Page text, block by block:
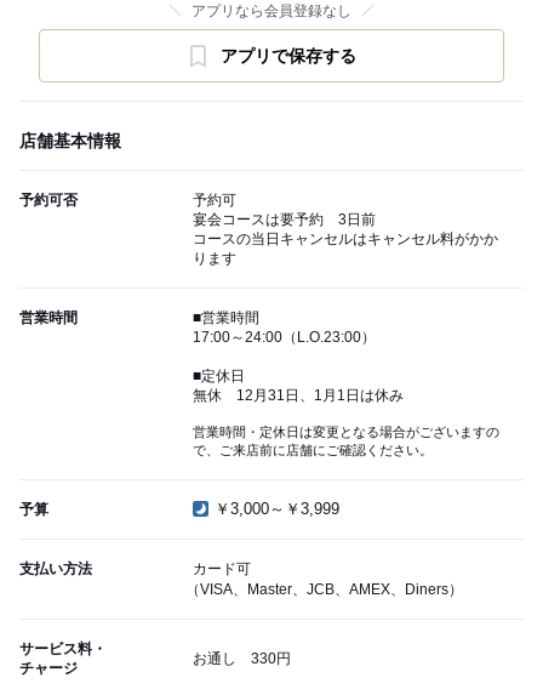
アプリなら会員登録なし
アプリで保存する
店舗基本情報
予約可否
予約可
宴会コースは要予約 3日前
コースの当日キャンセルはキャンセル料がかか
ります
営業時間
■営業時間
17:00～24:00（L.O.23:00）
■定休日
無休 12月31日、1月1日は休み
営業時間・定休日は変更となる場合がございますの
で、ご来店前に店舗にご確認ください。
予算 ￥3,000～￥3,999
支払い方法
カード可
（VISA、Master、JCB、AMEX、Diners）
サービス料・
チャージ
お通し 330円